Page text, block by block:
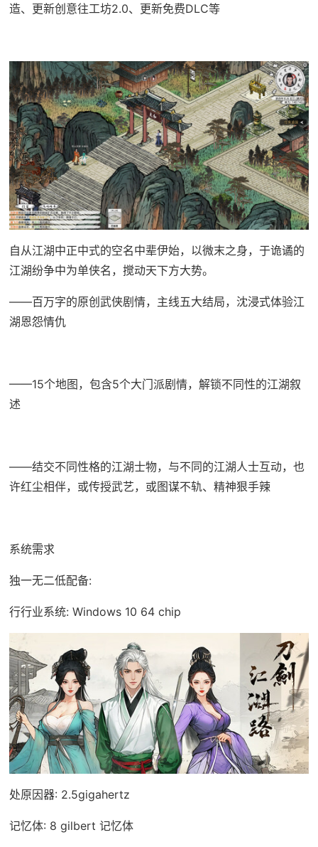
造、更新创意往工坊2.0、更新免费DLC等
自从江湖中正中式的空名中辈伊始，以微末之身，于诡谲的
江湖纷争中为单侠名，搅动天下方大势。
——百万字的原创武侠剧情，主线五大结局，沈浸式体验江
湖恩怨情仇
——15个地图，包含5个大门派剧情，解锁不同性的江湖叙
述
——结交不同性格的江湖士物，与不同的江湖人士互动，也
许红尘相伴，或传授武艺，或图谋不轨、精神狠手辣
系统需求
独一无二低配备:
行行业系统: Windows 10 64 chip
处原因器: 2.5gigahertz
记忆体: 8 gilbert 记忆体